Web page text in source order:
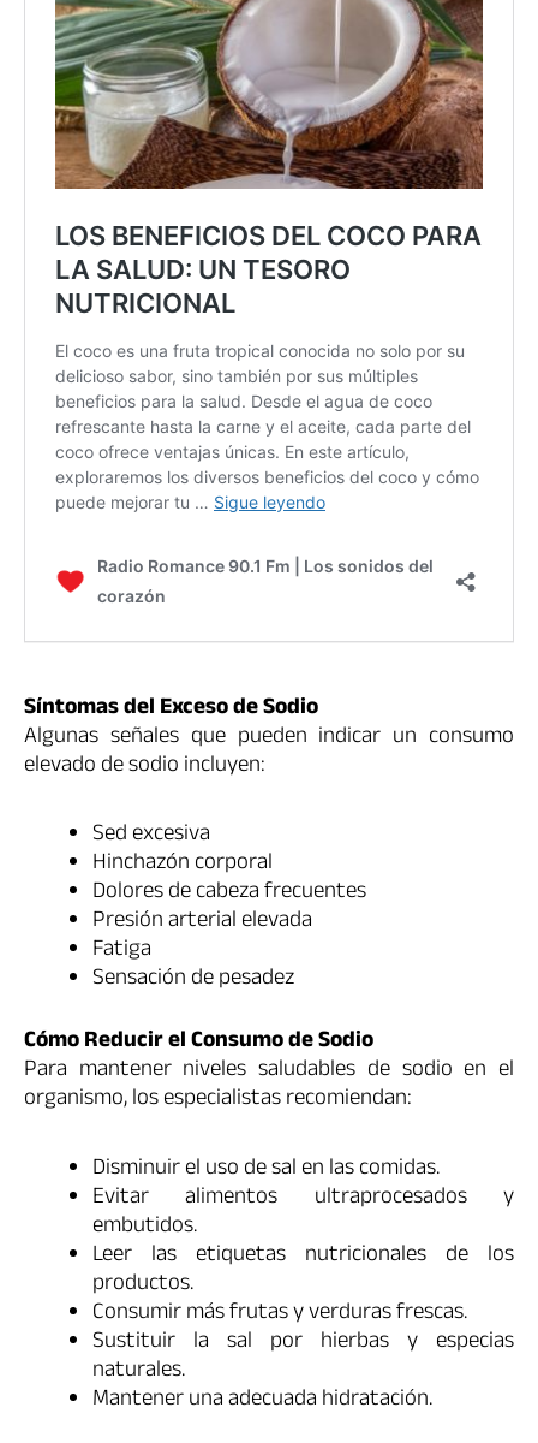
Síntomas del Exceso de Sodio
Algunas señales que pueden indicar un consumo
elevado de sodio incluyen:
Sed excesiva
Hinchazón corporal
Dolores de cabeza frecuentes
Presión arterial elevada
Fatiga
Sensación de pesadez
Cómo Reducir el Consumo de Sodio
Para mantener niveles saludables de sodio en el
organismo, los especialistas recomiendan:
Disminuir el uso de sal en las comidas.
Evitar alimentos ultraprocesados y
embutidos.
Leer las etiquetas nutricionales de los
productos.
Consumir más frutas y verduras frescas.
Sustituir la sal por hierbas y especias
naturales.
Mantener una adecuada hidratación.